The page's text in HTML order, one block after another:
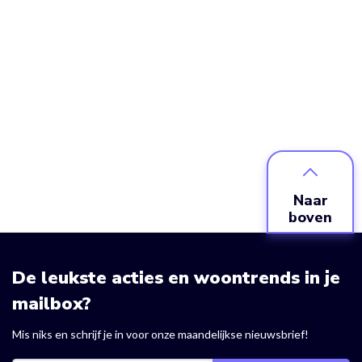
Naar
boven
De leukste acties en woontrends in je
mailbox?
Mis niks en schrijf je in voor onze maandelijkse nieuwsbrief!